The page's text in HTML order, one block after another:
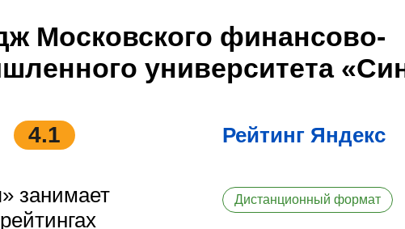
Московского финансово-
университета
4.1 Рейтинг Яндекс
занимает
Дистанционный формат